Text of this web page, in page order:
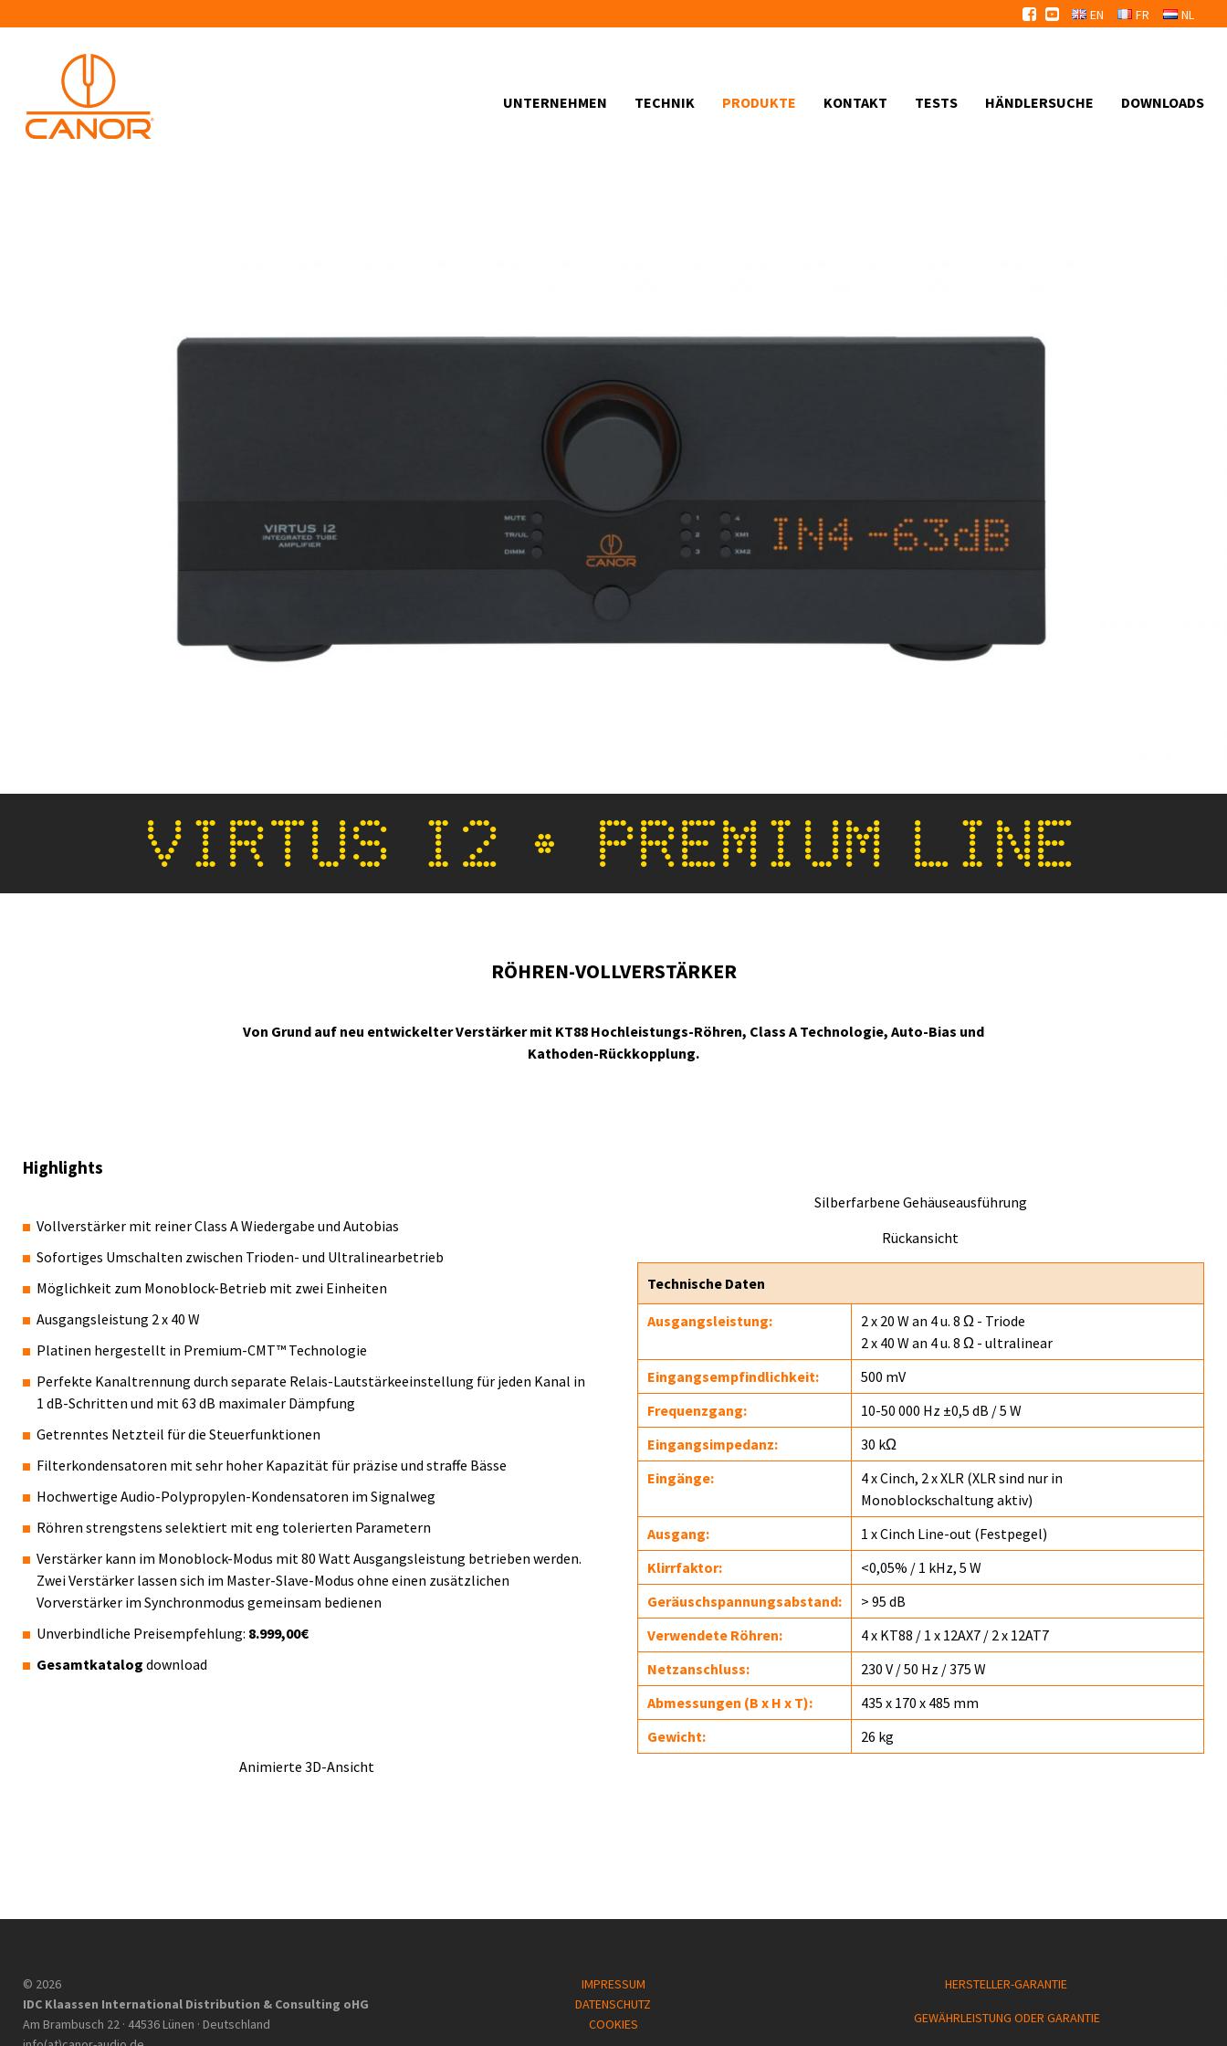
EN FR NL
UNTERNEHMEN TECHNIK PRODUKTE KONTAKT TESTS HÄNDLERSUCHE DOWNLOADS
VIRTUS I2 • PREMIUM LINE
RÖHREN-VOLLVERSTÄRKER
Von Grund auf neu entwickelter Verstärker mit KT88 Hochleistungs-Röhren, Class A Technologie, Auto-Bias und
Kathoden-Rückkopplung.
Highlights
Vollverstärker mit reiner Class A Wiedergabe und Autobias
Sofortiges Umschalten zwischen Trioden- und Ultralinearbetrieb
Möglichkeit zum Monoblock-Betrieb mit zwei Einheiten
Ausgangsleistung 2 x 40 W
Platinen hergestellt in Premium-CMT™ Technologie
Perfekte Kanaltrennung durch separate Relais-Lautstärkeeinstellung für jeden Kanal in
1 dB-Schritten und mit 63 dB maximaler Dämpfung
Getrenntes Netzteil für die Steuerfunktionen
Filterkondensatoren mit sehr hoher Kapazität für präzise und straffe Bässe
Hochwertige Audio-Polypropylen-Kondensatoren im Signalweg
Röhren strengstens selektiert mit eng tolerierten Parametern
Verstärker kann im Monoblock-Modus mit 80 Watt Ausgangsleistung betrieben werden.
Zwei Verstärker lassen sich im Master-Slave-Modus ohne einen zusätzlichen
Vorverstärker im Synchronmodus gemeinsam bedienen
Unverbindliche Preisempfehlung: 8.999,00€
Gesamtkatalog download
Animierte 3D-Ansicht
Silberfarbene Gehäuseausführung
Rückansicht
Technische Daten
Ausgangsleistung:
2 x 20 W an 4 u. 8 Ω - Triode
2 x 40 W an 4 u. 8 Ω - ultralinear
Eingangsempfindlichkeit:
500 mV
Frequenzgang:
10-50 000 Hz ±0,5 dB / 5 W
Eingangsimpedanz:
30 kΩ
Eingänge:
4 x Cinch, 2 x XLR (XLR sind nur in
Monoblockschaltung aktiv)
Ausgang:
1 x Cinch Line-out (Festpegel)
Klirrfaktor:
<0,05% / 1 kHz, 5 W
Geräuschspannungsabstand:
> 95 dB
Verwendete Röhren:
4 x KT88 / 1 x 12AX7 / 2 x 12AT7
Netzanschluss:
230 V / 50 Hz / 375 W
Abmessungen (B x H x T):
435 x 170 x 485 mm
Gewicht:
26 kg
© 2026
IDC Klaassen International Distribution & Consulting oHG
Am Brambusch 22 · 44536 Lünen · Deutschland
IMPRESSUM
DATENSCHUTZ
COOKIES
HERSTELLER-GARANTIE
GEWÄHRLEISTUNG ODER GARANTIE